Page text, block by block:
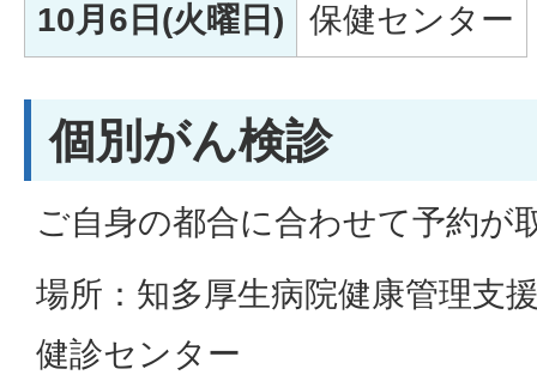
10月6日(火曜日)
保健センター
個別がん検診
ご自身の都合に合わせて予約が
場所：知多厚生病院健康管理支
健診センター